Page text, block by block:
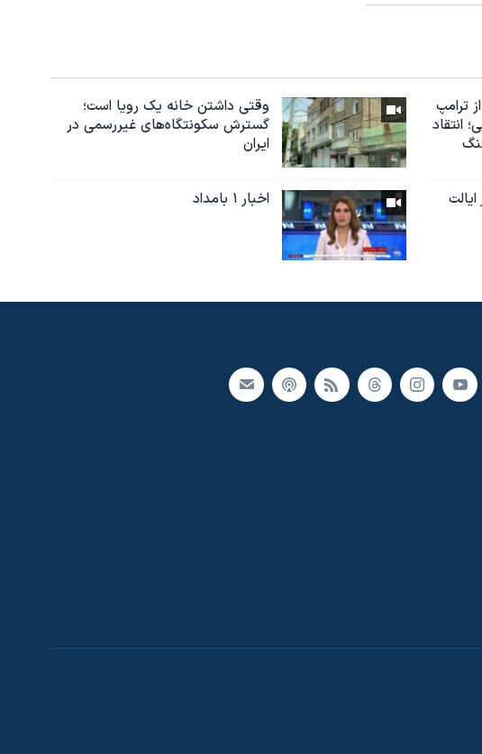
ترامپ
انتقاد
وقتی داشتن خانه یک رویا است؛
گسترش سکونتگاه‌های غیررسمی در
ایران
اخبار ۱ بامداد